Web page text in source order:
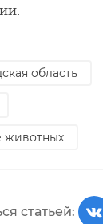
область
животных
статьей: